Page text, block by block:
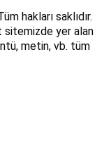
hakları saklıdır.
yer alan
metin, vb. tüm